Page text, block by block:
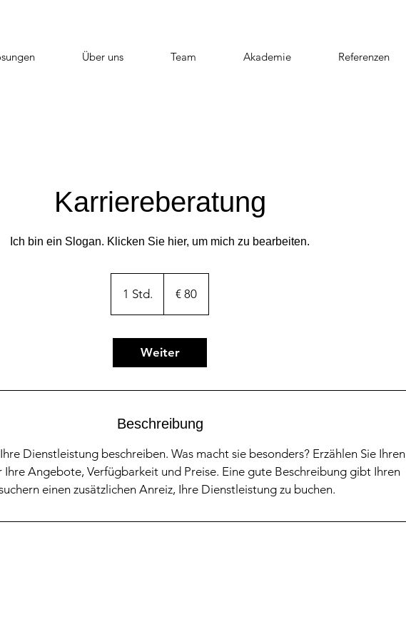
Über uns Team Akademie Referenzen
Karriereberatung
Ich bin ein Slogan. Klicken Sie hier, um mich zu bearbeiten.
1 Std.
S
d
€ 80
Weiter
Beschreibung
Dienstleistung beschreiben. Was macht sie besonders? Erzählen Sie Ihren
Ihre Angebote, Verfügbarkeit und Preise. Eine gute Beschreibung gibt Ihren
einen zusätzlichen Anreiz, Ihre Dienstleistung zu buchen.